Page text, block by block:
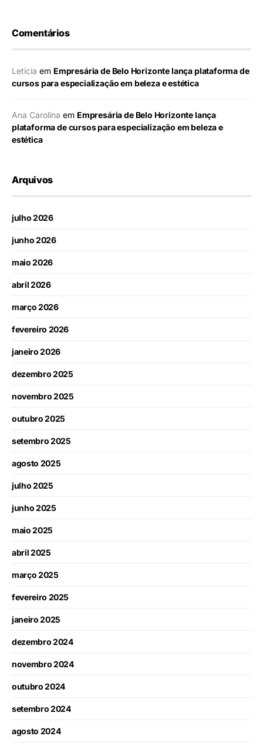
Comentários
Leticia em Empresária de Belo Horizonte lança plataforma de
cursos para especialização em beleza e estética
Ana Carolina em Empresária de Belo Horizonte lança
plataforma de cursos para especialização em beleza e
estética
Arquivos
julho 2026
junho 2026
maio 2026
abril 2026
março 2026
fevereiro 2026
janeiro 2026
dezembro 2025
novembro 2025
outubro 2025
setembro 2025
agosto 2025
julho 2025
junho 2025
maio 2025
abril 2025
março 2025
fevereiro 2025
janeiro 2025
dezembro 2024
novembro 2024
outubro 2024
setembro 2024
agosto 2024